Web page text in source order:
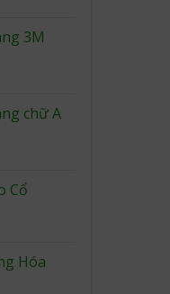
3M
chữ A
Cổ
Hóa